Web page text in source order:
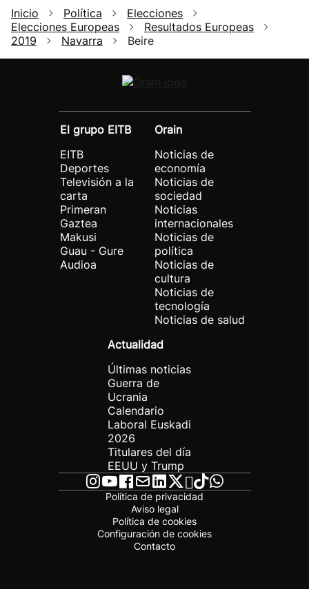
Inicio Política
Elecciones
Elecciones Europeas
Resultados Europeas
2019
Navarra Beire
El grupo EITB
EITB
Deportes
Televisión a la
carta
Primeran
Gaztea
Makusi
Guau - Gure
Audioa
Orain
Noticias de
economía
Noticias de
sociedad
Noticias
internacionales
Noticias de
política
Noticias de
cultura
Noticias de
tecnología
Noticias de salud
Actualidad
Últimas noticias
Guerra de
Ucrania
Calendario
Laboral Euskadi
2026
Titulares del día
EEUU y Trump
Política de privacidad
Aviso legal
Política de cookies
Configuración de cookies
Contacto